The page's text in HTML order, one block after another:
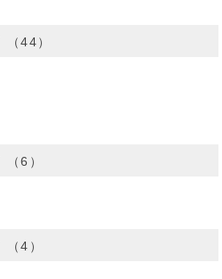
（44）
（6）
（4）